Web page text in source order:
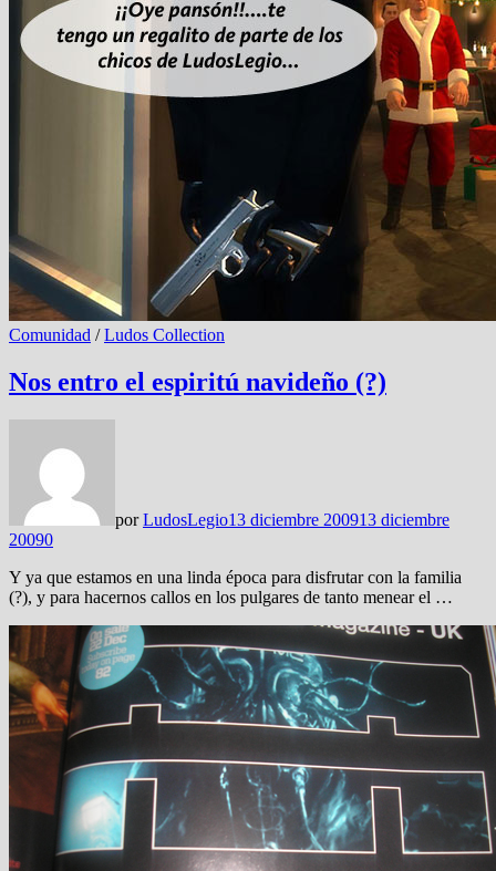
Comunidad /Ludos Collection
Nos entro el espiritú navideño (?)
porLudosLegio13 diciembre 200913 diciembre
20090
Y ya que estamos en una linda época para disfrutar con la familia
(?), y para hacernos callos en los pulgares de tanto menear el …